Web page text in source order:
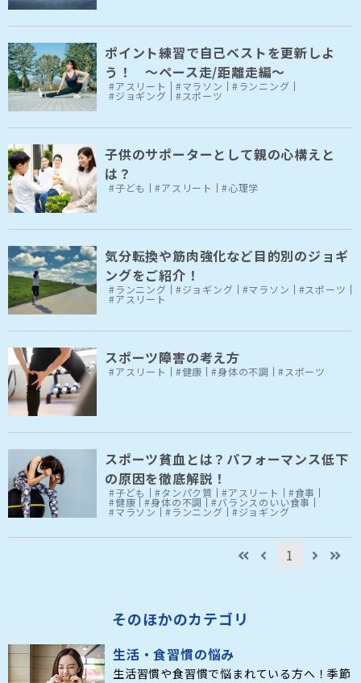
ポイント練習で自己ベストを更新しよ
う！ ～ペース走/距離走編～
#アスリート #マラソン #ランニング
#ジョギング #スポーツ
子供のサポーターとして親の心構えと
は？
#子ども #アスリート #心理学
気分転換や筋肉強化など目的別のジョギ
ングをご紹介！
#ランニング #ジョギング #マラソン #スポーツ
#アスリート
スポーツ障害の考え方
#アスリート #健康 #身体の不調 #スポーツ
スポーツ貧血とは？パフォーマンス低下
の原因を徹底解説！
#子ども #タンパク質 #アスリート #食事
#健康 #身体の不調 #バランスのいい食事
#マラソン #ランニング #ジョギング
1
そのほかのカテゴリ
生活・食習慣の悩み
生活習慣や食習慣で悩まれている方へ！季節